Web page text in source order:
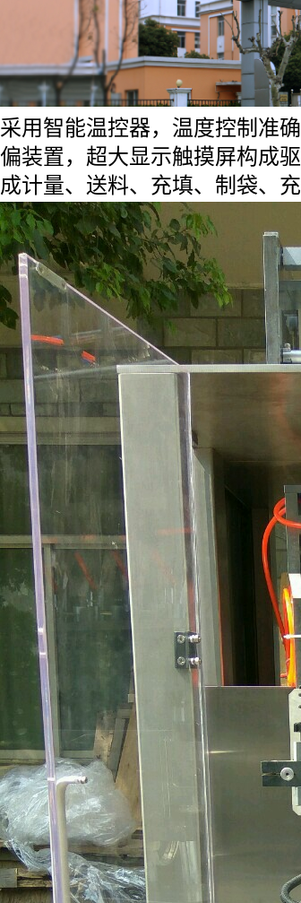
采用智能温控器，温度控制准
偏装置，超大显示触摸屏构成
成计量、送料、充填、制袋、